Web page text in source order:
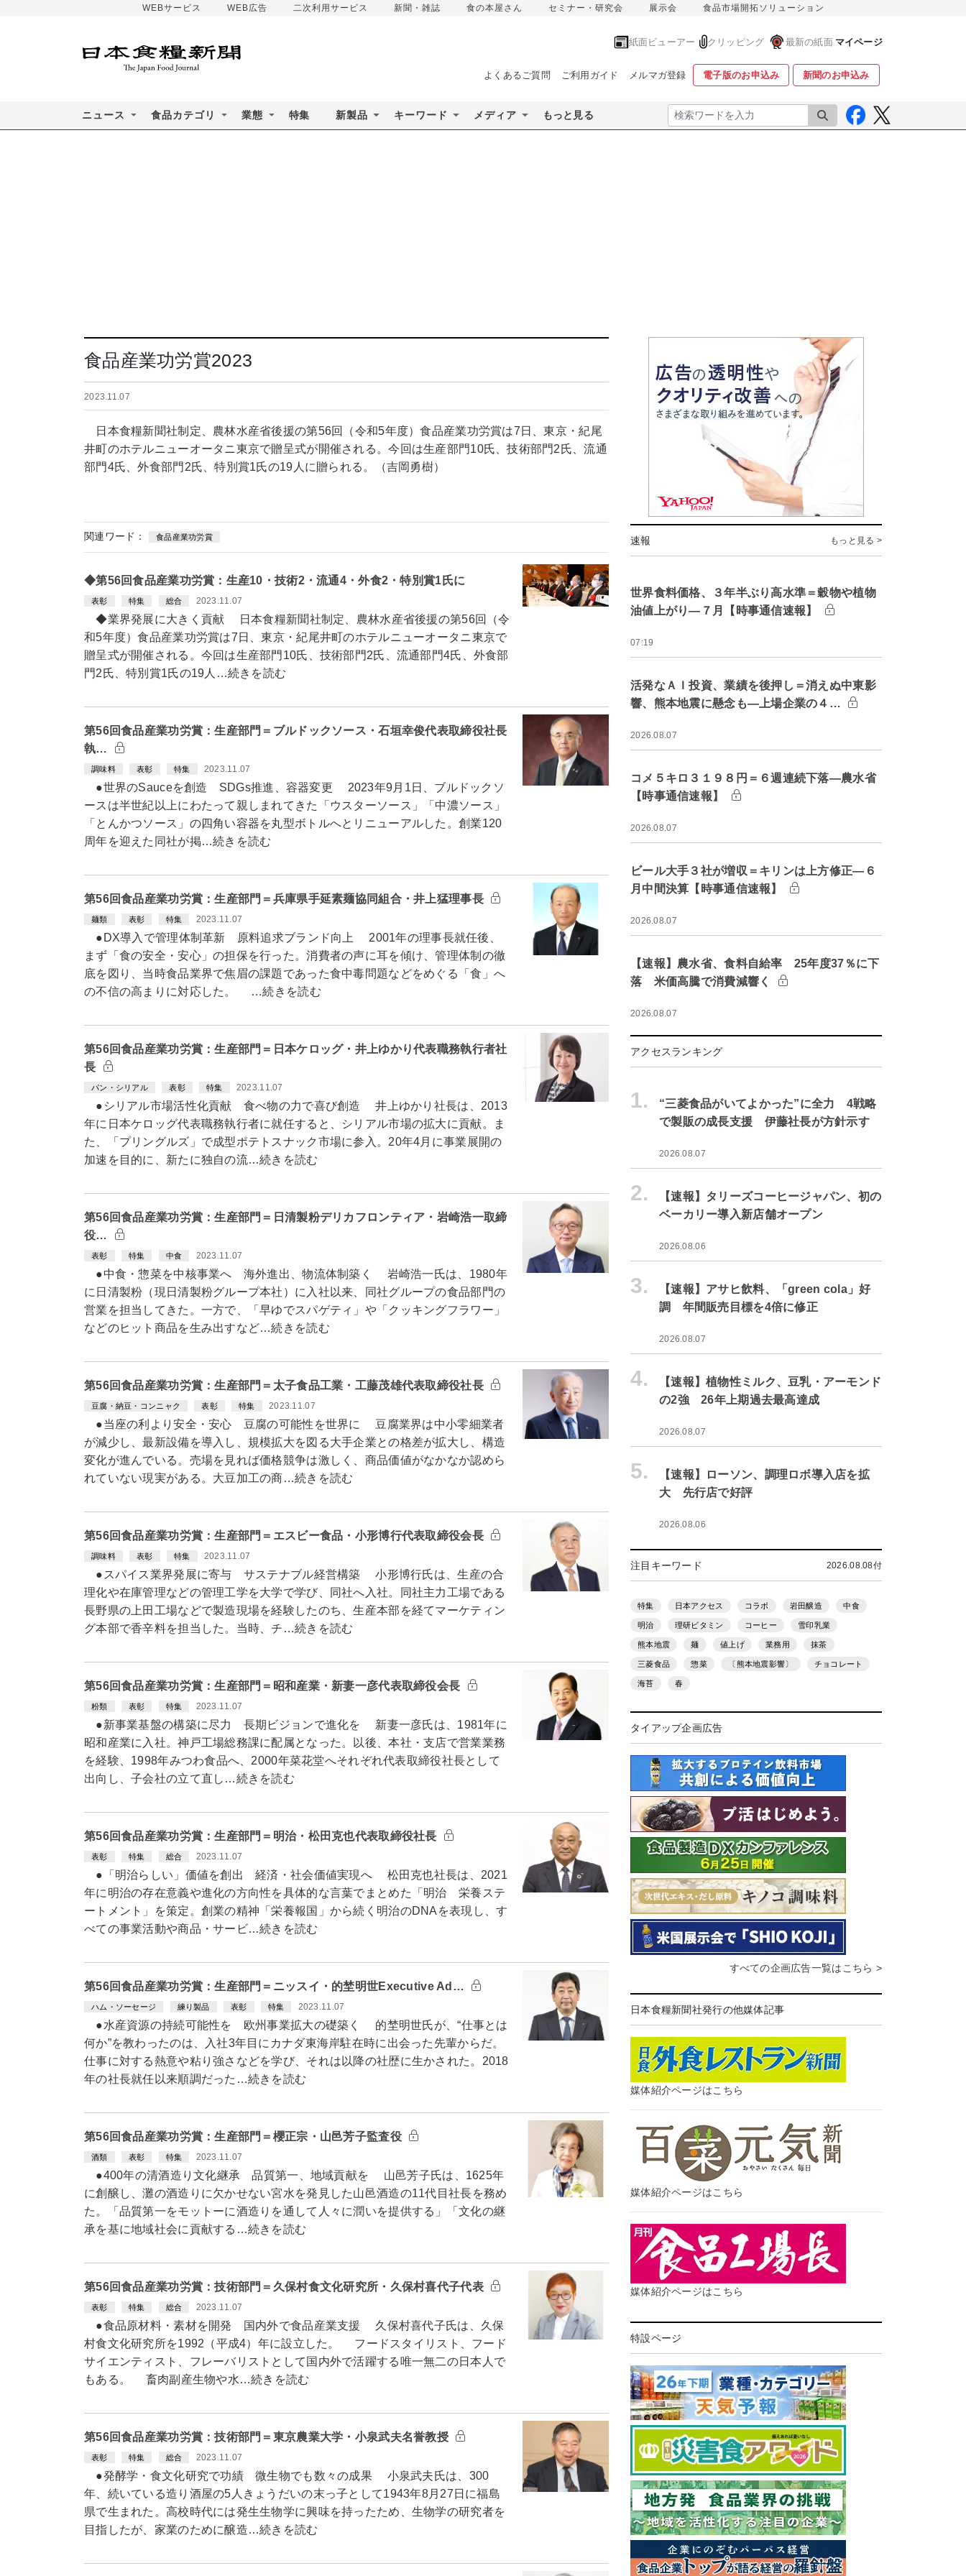
WEBサービス WEB広告 二次利用サービス 新聞・雑誌 食の本屋さん セミナー・研究会 展示会 食品市場開拓ソリューション
紙面ビューアー クリッピング 最新の紙面 マイページ
よくあるご質問 ご利用ガイド メルマガ登録 電子版のお申込み 新聞のお申込み
ニュース 食品カテゴリ 業態 特集 新製品 キーワード メディア もっと見る 検索
食品産業功労賞2023
2023.11.07
日本食糧新聞社制定、農林水産省後援の第56回（令和5年度）食品産業功労賞は7日、東京・紀尾
井町のホテルニューオータニ東京で贈呈式が開催される。今回は生産部門10氏、技術部門2氏、流通
部門4氏、外食部門2氏、特別賞1氏の19人に贈られる。（吉岡勇樹）
関連ワード： 食品産業功労賞
◆第56回食品産業功労賞：生産10・技術2・流通4・外食2・特別賞1氏に
表彰 特集 総合 2023.11.07
◆業界発展に大きく貢献 日本食糧新聞社制定、農林水産省後援の第56回（令
和5年度）食品産業功労賞は7日、東京・紀尾井町のホテルニューオータニ東京で
贈呈式が開催される。今回は生産部門10氏、技術部門2氏、流通部門4氏、外食部
門2氏、特別賞1氏の19人…続きを読む
第56回食品産業功労賞：生産部門＝ブルドックソース・石垣幸俊代表取締役社長
執…
調味料 表彰 特集 2023.11.07
●世界のSauceを創造 SDGs推進、容器変更 2023年9月1日、ブルドックソ
ースは半世紀以上にわたって親しまれてきた「ウスターソース」「中濃ソース」
「とんかつソース」の四角い容器を丸型ボトルへとリニューアルした。創業120
周年を迎えた同社が掲…続きを読む
第56回食品産業功労賞：生産部門＝兵庫県手延素麺協同組合・井上猛理事長
麺類 表彰 特集 2023.11.07
●DX導入で管理体制革新 原料追求ブランド向上 2001年の理事長就任後、
まず「食の安全・安心」の担保を行った。消費者の声に耳を傾け、管理体制の徹
底を図り、当時食品業界で焦眉の課題であった食中毒問題などをめぐる「食」へ
の不信の高まりに対応した。 …続きを読む
第56回食品産業功労賞：生産部門＝日本ケロッグ・井上ゆかり代表職務執行者社
長
パン・シリアル 表彰 特集 2023.11.07
●シリアル市場活性化貢献 食べ物の力で喜び創造 井上ゆかり社長は、2013
年に日本ケロッグ代表職務執行者に就任すると、シリアル市場の拡大に貢献。ま
た、「プリングルズ」で成型ポテトスナック市場に参入。20年4月に事業展開の
加速を目的に、新たに独自の流…続きを読む
第56回食品産業功労賞：生産部門＝日清製粉デリカフロンティア・岩崎浩一取締
役…
表彰 特集 中食 2023.11.07
●中食・惣菜を中核事業へ 海外進出、物流体制築く 岩崎浩一氏は、1980年
に日清製粉（現日清製粉グループ本社）に入社以来、同社グループの食品部門の
営業を担当してきた。一方で、「早ゆでスパゲティ」や「クッキングフラワー」
などのヒット商品を生み出すなど…続きを読む
第56回食品産業功労賞：生産部門＝太子食品工業・工藤茂雄代表取締役社長
豆腐・納豆・コンニャク 表彰 特集 2023.11.07
●当座の利より安全・安心 豆腐の可能性を世界に 豆腐業界は中小零細業者
が減少し、最新設備を導入し、規模拡大を図る大手企業との格差が拡大し、構造
変化が進んでいる。売場を見れば価格競争は激しく、商品価値がなかなか認めら
れていない現実がある。大豆加工の商…続きを読む
第56回食品産業功労賞：生産部門＝エスビー食品・小形博行代表取締役会長
調味料 表彰 特集 2023.11.07
●スパイス業界発展に寄与 サステナブル経営構築 小形博行氏は、生産の合
理化や在庫管理などの管理工学を大学で学び、同社へ入社。同社主力工場である
長野県の上田工場などで製造現場を経験したのち、生産本部を経てマーケティン
グ本部で香辛料を担当した。当時、チ…続きを読む
第56回食品産業功労賞：生産部門＝昭和産業・新妻一彦代表取締役会長
粉類 表彰 特集 2023.11.07
●新事業基盤の構築に尽力 長期ビジョンで進化を 新妻一彦氏は、1981年に
昭和産業に入社。神戸工場総務課に配属となった。以後、本社・支店で営業業務
を経験、1998年みつわ食品へ、2000年菜花堂へそれぞれ代表取締役社長として
出向し、子会社の立て直し…続きを読む
第56回食品産業功労賞：生産部門＝明治・松田克也代表取締役社長
表彰 特集 総合 2023.11.07
●「明治らしい」価値を創出 経済・社会価値実現へ 松田克也社長は、2021
年に明治の存在意義や進化の方向性を具体的な言葉でまとめた「明治 栄養ステ
ートメント」を策定。創業の精神「栄養報国」から続く明治のDNAを表現し、す
べての事業活動や商品・サービ…続きを読む
第56回食品産業功労賞：生産部門＝ニッスイ・的埜明世Executive Ad…
ハム・ソーセージ 練り製品 表彰 特集 2023.11.07
●水産資源の持続可能性を 欧州事業拡大の礎築く 的埜明世氏が、“仕事とは
何か”を教わったのは、入社3年目にカナダ東海岸駐在時に出会った先輩からだ。
仕事に対する熱意や粘り強さなどを学び、それは以降の社歴に生かされた。2018
年の社長就任以来順調だった…続きを読む
第56回食品産業功労賞：生産部門＝櫻正宗・山邑芳子監査役
酒類 表彰 特集 2023.11.07
●400年の清酒造り文化継承 品質第一、地域貢献を 山邑芳子氏は、1625年
に創醸し、灘の酒造りに欠かせない宮水を発見した山邑酒造の11代目社長を務め
た。「品質第一をモットーに酒造りを通して人々に潤いを提供する」「文化の継
承を基に地域社会に貢献する…続きを読む
第56回食品産業功労賞：技術部門＝久保村食文化研究所・久保村喜代子代表
表彰 特集 総合 2023.11.07
●食品原材料・素材を開発 国内外で食品産業支援 久保村喜代子氏は、久保
村食文化研究所を1992（平成4）年に設立した。 フードスタイリスト、フード
サイエンティスト、フレーバリストとして国内外で活躍する唯一無二の日本人で
もある。 畜肉副産生物や水…続きを読む
第56回食品産業功労賞：技術部門＝東京農業大学・小泉武夫名誉教授
表彰 特集 総合 2023.11.07
●発酵学・食文化研究で功績 微生物でも数々の成果 小泉武夫氏は、300
年、続いている造り酒屋の5人きょうだいの末っ子として1943年8月27日に福島
県で生まれた。高校時代には発生生物学に興味を持ったため、生物学の研究者を
目指したが、家業のために醸造…続きを読む
速報 もっと見る >
世界食料価格、３年半ぶり高水準＝穀物や植物
油値上がり―７月【時事通信速報】
07:19
活発なＡＩ投資、業績を後押し＝消えぬ中東影
響、熊本地震に懸念も―上場企業の４…
2026.08.07
コメ５キロ３１９８円＝６週連続下落―農水省
【時事通信速報】
2026.08.07
ビール大手３社が増収＝キリンは上方修正―６
月中間決算【時事通信速報】
2026.08.07
【速報】農水省、食料自給率 25年度37％に下
落 米価高騰で消費減響く
2026.08.07
アクセスランキング
1.
“三菱食品がいてよかった”に全力 4戦略
で製販の成長支援 伊藤社長が方針示す
2026.08.07
2.
【速報】タリーズコーヒージャパン、初の
ベーカリー導入新店舗オープン
2026.08.06
3.
【速報】アサヒ飲料、「green cola」好
調 年間販売目標を4倍に修正
2026.08.07
4.
【速報】植物性ミルク、豆乳・アーモンド
の2強 26年上期過去最高達成
2026.08.07
5.
【速報】ローソン、調理ロボ導入店を拡
大 先行店で好評
2026.08.06
注目キーワード 2026.08.08付
特集 日本アクセス コラボ 岩田醸造 中食
明治 理研ビタミン コーヒー 雪印乳業
熊本地震 麺 値上げ 業務用 抹茶
三菱食品 惣菜 〔熊本地震影響〕 チョコレート
海苔 春
タイアップ企画広告
すべての企画広告一覧はこちら >
日本食糧新聞社発行の他媒体記事
媒体紹介ページはこちら
媒体紹介ページはこちら
媒体紹介ページはこちら
特設ページ